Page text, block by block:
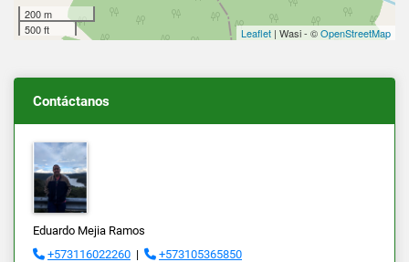
200 m
500 ft
Leaflet | Wasi - ©OpenStreetMap
Contáctanos
Eduardo Mejia Ramos
+573116022260 |
+573105365850